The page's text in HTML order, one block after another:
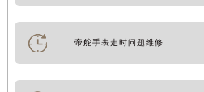
帝舵手表走时问题维修